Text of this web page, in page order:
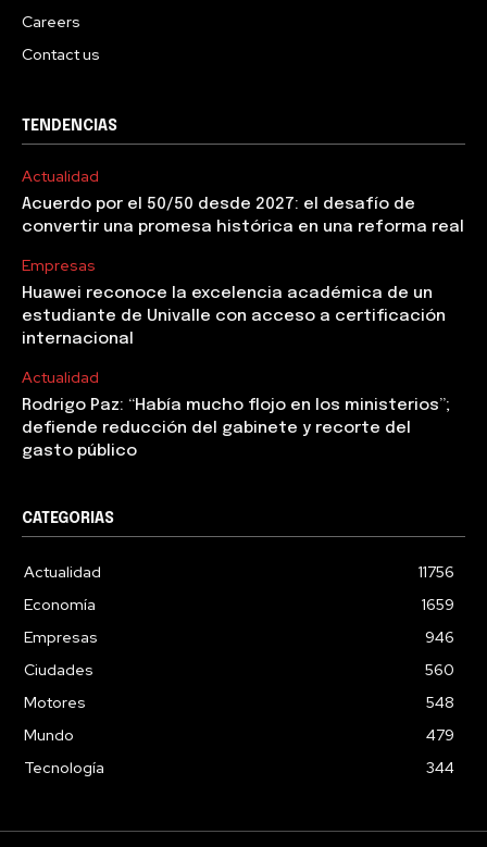
Careers
Contact us
TENDENCIAS
Actualidad
Acuerdo por el 50/50 desde 2027: el desafío de
convertir una promesa histórica en una reforma real
Empresas
Huawei reconoce la excelencia académica de un
estudiante de Univalle con acceso a certificación
internacional
Actualidad
Rodrigo Paz: “Había mucho flojo en los ministerios”;
defiende reducción del gabinete y recorte del
gasto público
CATEGORIAS
Actualidad
11756
Economía
1659
Empresas
946
Ciudades
560
Motores
548
Mundo
479
Tecnología
344